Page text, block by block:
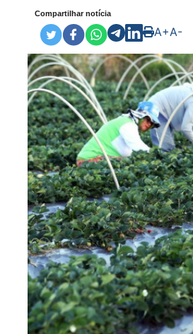
Compartilhar notícia
A+A-